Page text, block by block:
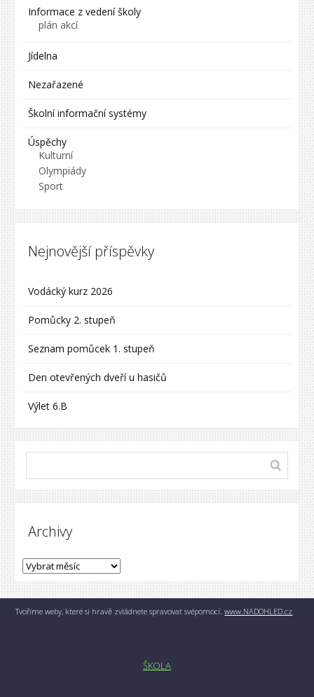
Informace z vedení školy
plán akcí
Jídelna
Nezařazené
Školní informační systémy
Úspěchy
Kulturní
Olympiády
Sport
Nejnovější příspěvky
Vodácký kurz 2026
Pomůcky 2. stupeň
Seznam pomůcek 1. stupeň
Den otevřených dveří u hasičů
Výlet 6.B
Archivy
Tvoříme weby, které si hravě zvládnete spravovat svépomocí.www.NADOHLED.cz
ŠKOLA